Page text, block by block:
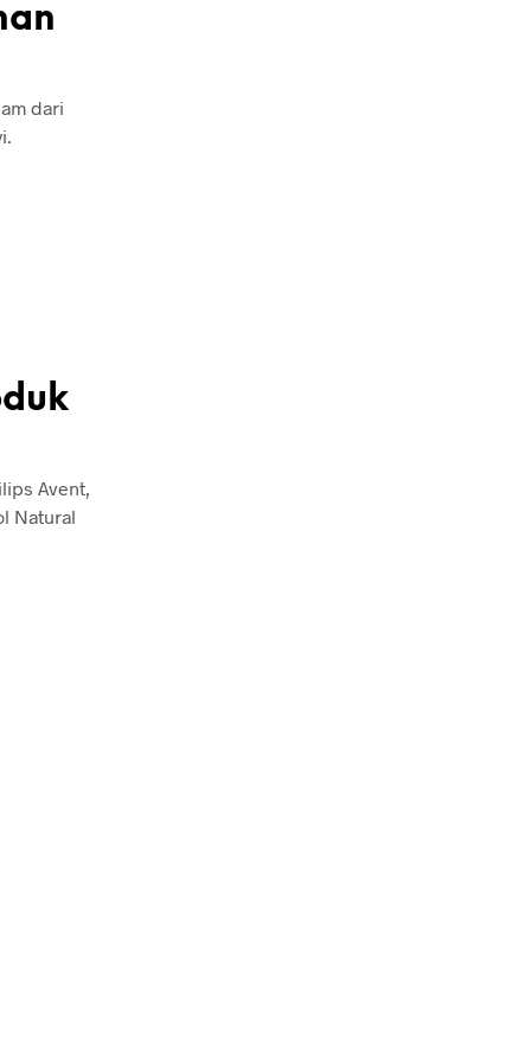
dari
Avent,
Natural